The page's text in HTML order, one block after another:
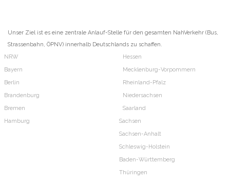
Unser Ziel ist es eine zentrale Anlauf-Stelle für den gesamten NahVerkehr (Bus,
Strassenbahn, ÖPNV) innerhalb Deutschlands zu schaffen.
NRW
Bayern
Berlin
Brandenburg
Bremen
Hamburg
Hessen
Mecklenburg-Vorpommern
Rheinland-Pfalz
Niedersachsen
Saarland
Sachsen
Sachsen-Anhalt
Schleswig-Holstein
Baden-Württemberg
Thüringen